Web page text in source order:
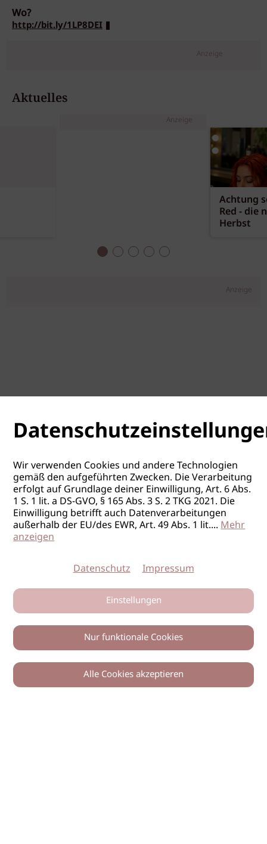
Wo?
http://bit.ly/1LP8DEI
Anzeige
Aktuelles
Anzeige
Achtung
Red - die
Herbst
Anzeige
0
Wir verwenden Cookies und andere Technologien
gemäß den aufgeführten Zwecken. Die Verarbeitung
erfolgt auf Grundlage deiner Einwilligung, Art. 6 Abs.
1 S. 1 lit. a DS-GVO, § 165 Abs. 3 S. 2 TKG 2021. Die
Einwilligung betrifft auch Datenverarbeitungen
außerhalb der EU/des EWR, Art. 49 Abs. 1 lit....Mehr
anzeigen
Datenschutz Impressum
Einstellungen
Nur funktionale Cookies
Alle Cookies akzeptieren